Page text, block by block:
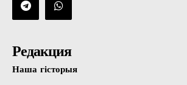
Редакция
Наша гісторыя